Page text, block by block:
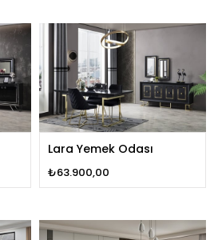
Lara Yemek Odası
₺63.900,00